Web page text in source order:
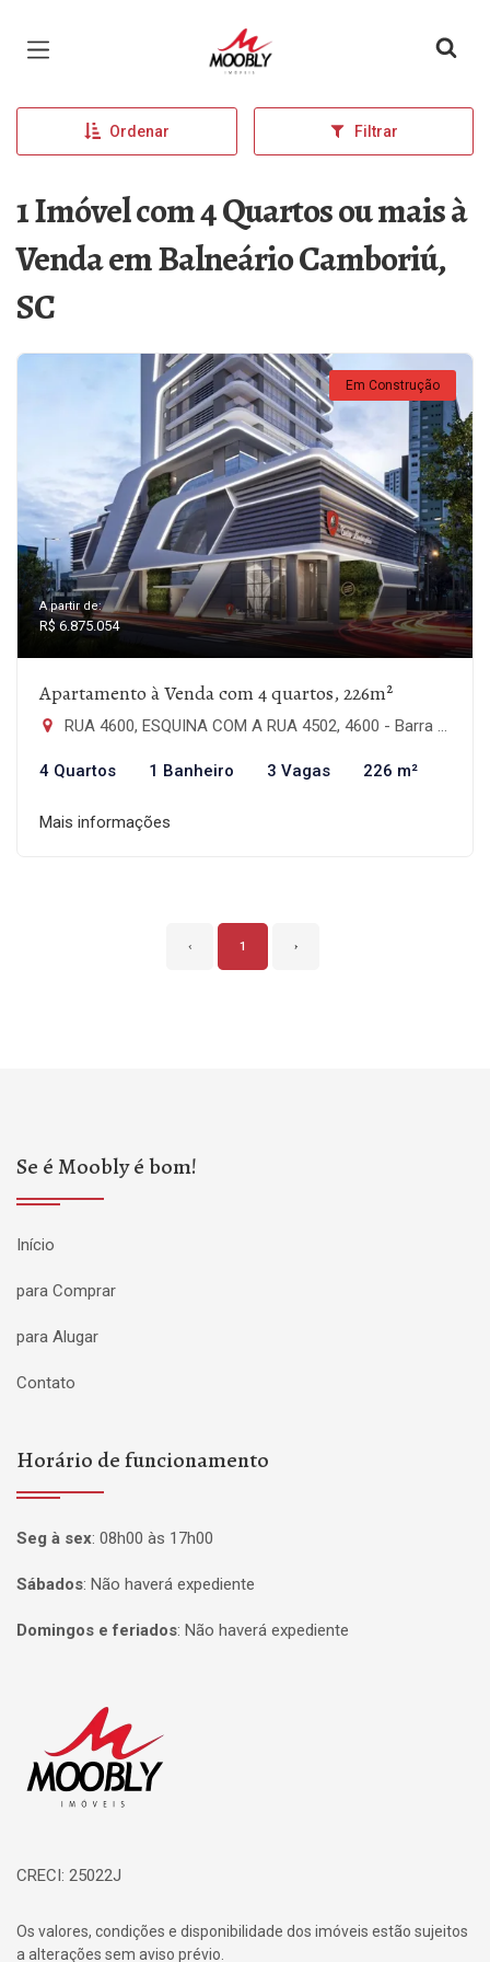
Página inicial
Ordenar Filtrar
1 Imóvel com 4 Quartos ou mais à
Venda em Balneário Camboriú,
SC
Em Construção
A partir de:
R$ 6.875.054
Apartamento à Venda com 4 quartos, 226m²
RUA 4600, ESQUINA COM A RUA 4502, 4600 - Barra Sul, Balneário Camboriú-SC
4 Quartos 1 Banheiro 3 Vagas 226 m²
Mais informações
‹ 1 ›
Se é Moobly é bom!
Início
para Comprar
para Alugar
Contato
Horário de funcionamento
Seg à sex: 08h00 às 17h00
Sábados: Não haverá expediente
Domingos e feriados: Não haverá expediente
CRECI: 25022J
Os valores, condições e disponibilidade dos imóveis estão sujeitos
a alterações sem aviso prévio.